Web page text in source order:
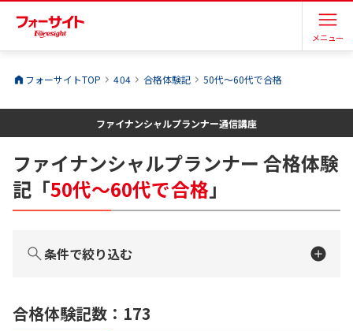
メニュー
フォーサイトTOP 404 合格体験記 50代～60代で合格
ファイナンシャルプランナー通信講座
ファイナンシャルプランナー 合格体験
記 「50代～60代で合格」
条件で絞り込む
合格体験記数： 173